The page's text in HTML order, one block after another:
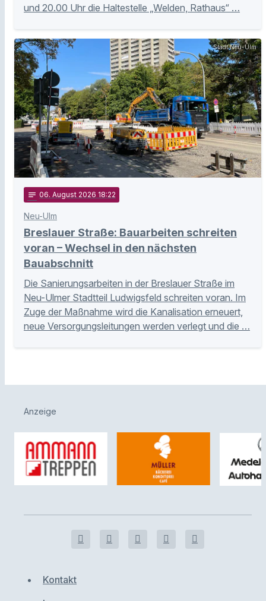
und 20.00 Uhr die Haltestelle „Welden, Rathaus“ …
Stadt Neu-Ulm
notes 06. August 2026 18:22
Neu-Ulm
Breslauer Straße: Bauarbeiten schreiten
voran – Wechsel in den nächsten
Bauabschnitt
Die Sanierungsarbeiten in der Breslauer Straße im
Neu-Ulmer Stadtteil Ludwigsfeld schreiten voran. Im
Zuge der Maßnahme wird die Kanalisation erneuert,
neue Versorgungsleitungen werden verlegt und die …
Anzeige
Kontakt